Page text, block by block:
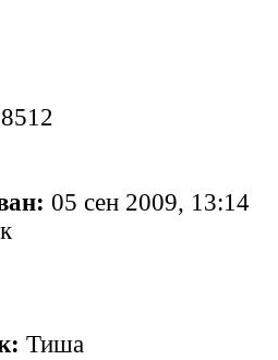
05 сен 2009, 13:14
Тиша